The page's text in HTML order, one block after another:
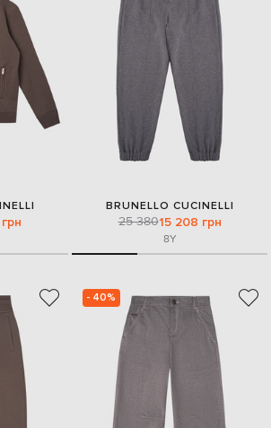
BRUNELLO CUCINELLI
25 38015 208 грн
8Y
- 40%